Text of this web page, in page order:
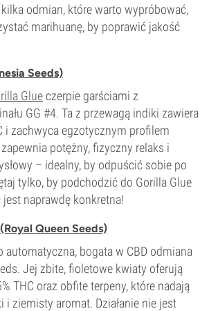
odmian, które warto wypróbować,
marihuanę, by poprawić jakość
Seeds)
Glueczerpie garściami z
GG #4. Ta z przewagą indiki zawiera
i zachwyca egzotycznym profilem
potężny, fizyczny relaks i
– idealny, by odpuścić sobie po
tylko, by podchodzić do Gorilla Glue
naprawdę konkretna!
Queen Seeds)
automatyczna, bogata w CBD odmiana
Jej zbite, fioletowe kwiaty oferują
THC oraz obfite terpeny, które nadają
i ziemisty aromat. Działanie nie jest